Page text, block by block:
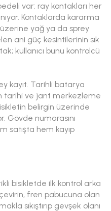
var: ray kontakları her
Kontaklarda kararma
yağ ya da sprey
ani güç kesintilerinin sık
kullanıcı bunu kontrolcü
kayıt. Tarihli batarya
tarihi ve jant merkezleme
belirgin üzerinde
Gövde numarasını
satışta hem kayıp
bisikletde ilk kontrol arka
fren pabucuna olan
sıkıştırıp gevşek olanı